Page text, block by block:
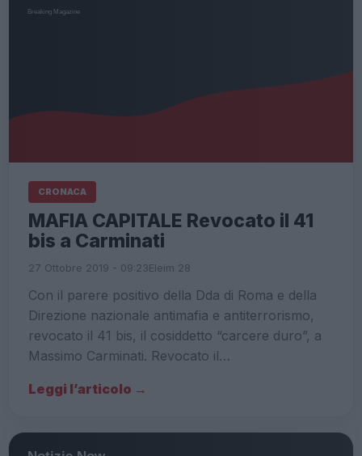
CRONACA
MAFIA CAPITALE Revocato il 41
bis a Carminati
27 Ottobre 2019 - 09:23Eleim 28
Con il parere positivo della Dda di Roma e della
Direzione nazionale antimafia e antiterrorismo,
revocato il 41 bis, il cosiddetto “carcere duro”, a
Massimo Carminati. Revocato il…
Leggi l’articolo →